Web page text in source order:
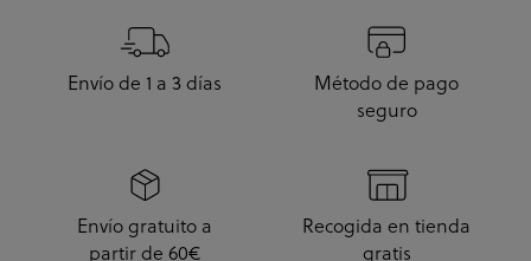
Envío de 1 a 3 días
Método de pago
seguro
Envío gratuito a
partir de 60€
Recogida en tienda
gratis